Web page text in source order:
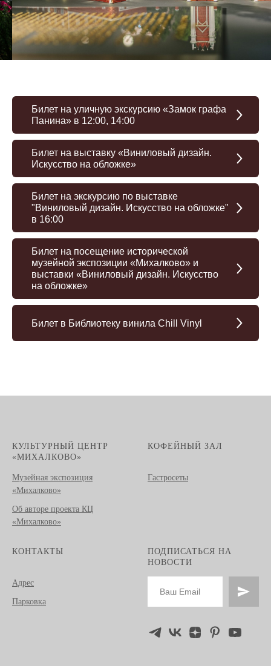
Билет на уличную экскурсию «Замок графа
Панина» в 12:00, 14:00
Билет на выставку «Виниловый дизайн.
Искусство на обложке»
Билет на экскурсию по выставке
"Виниловый дизайн. Искусство на обложке"
в 16:00
Билет на посещение исторической
музейной экспозиции «Михалково» и
выставки «Виниловый дизайн. Искусство
на обложке»
Билет в Библиотеку винила Chill Vinyl
КУЛЬТУРНЫЙ ЦЕНТР
«МИХАЛКОВО»
Музейная экспозиция
«Михалково»
Об авторе проекта КЦ
«Михалково»
КОФЕЙНЫЙ ЗАЛ
Гастросеты
КОНТАКТЫ
Адрес
Парковка
ПОДПИСАТЬСЯ НА
НОВОСТИ